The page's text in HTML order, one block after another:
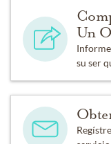
Un
su ser